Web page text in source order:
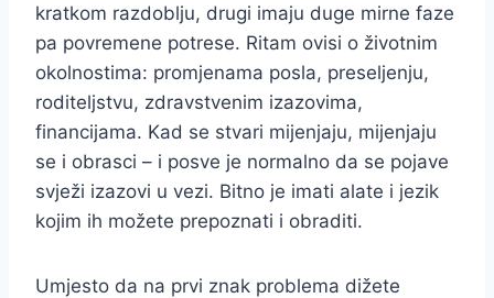
kratkom razdoblju, drugi imaju duge mirne faze
pa povremene potrese. Ritam ovisi o životnim
okolnostima: promjenama posla, preseljenju,
roditeljstvu, zdravstvenim izazovima,
financijama. Kad se stvari mijenjaju, mijenjaju
se i obrasci – i posve je normalno da se pojave
svježi izazovi u vezi. Bitno je imati alate i jezik
kojim ih možete prepoznati i obraditi.
Umjesto da na prvi znak problema dižete